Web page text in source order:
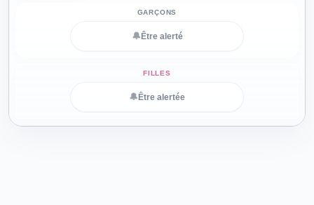
🔔 Être alerté
🔔 Être alertée